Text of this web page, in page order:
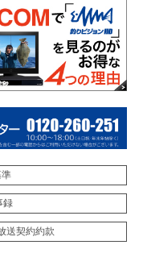
録
送契約約款